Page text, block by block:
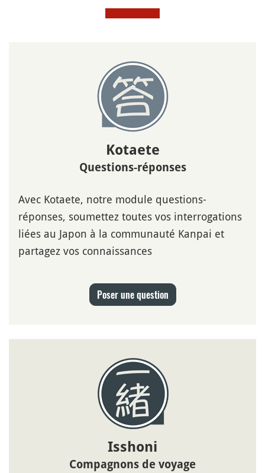
Kotaete
Questions-réponses
Avec Kotaete, notre module questions-
réponses, soumettez toutes vos interrogations
liées au Japon à la communauté Kanpai et
partagez vos connaissances
Poser une question
Isshoni
Compagnons de voyage